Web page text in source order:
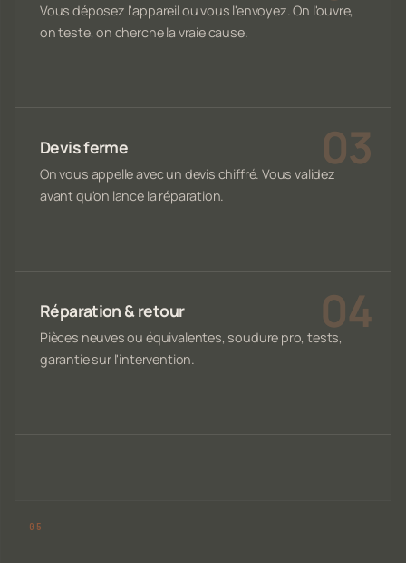
Vous déposez l'appareil ou vous l'envoyez. On l'ouvre,
on teste, on cherche la vraie cause.
Devis ferme
On vous appelle avec un devis chiffré. Vous validez
avant qu'on lance la réparation.
Réparation & retour
Pièces neuves ou équivalentes, soudure pro, tests,
garantie sur l'intervention.